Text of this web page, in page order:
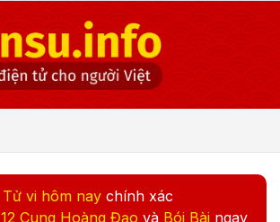
Tử vi hôm nay chính xác
12 Cung Hoàng Đạo và Bói Bài ngay